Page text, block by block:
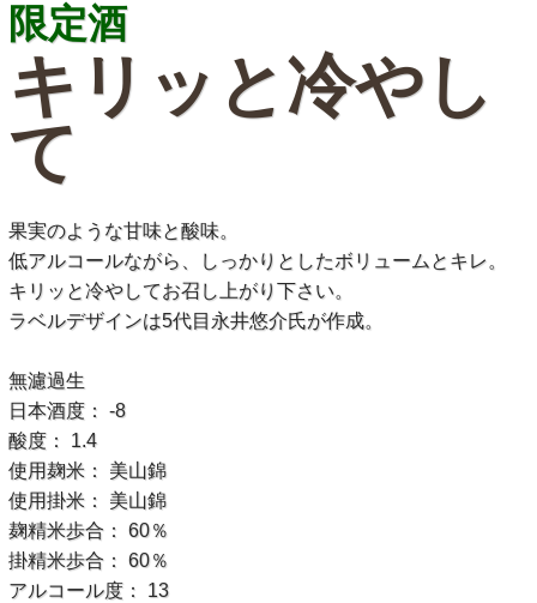
限定酒
キリッと冷やし
て
果実のような甘味と酸味。
低アルコールながら、しっかりとしたボリュームとキレ。
キリッと冷やしてお召し上がり下さい。
ラベルデザインは5代目永井悠介氏が作成。
無濾過生
日本酒度： -8
酸度： 1.4
使用麹米： 美山錦
使用掛米： 美山錦
麹精米歩合： 60％
掛精米歩合： 60％
アルコール度： 13